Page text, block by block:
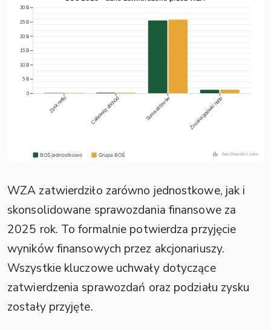
WZA zatwierdziło zarówno jednostkowe, jak i
skonsolidowane sprawozdania finansowe za
2025 rok. To formalnie potwierdza przyjęcie
wyników finansowych przez akcjonariuszy.
Wszystkie kluczowe uchwały dotyczące
zatwierdzenia sprawozdań oraz podziału zysku
zostały przyjęte.